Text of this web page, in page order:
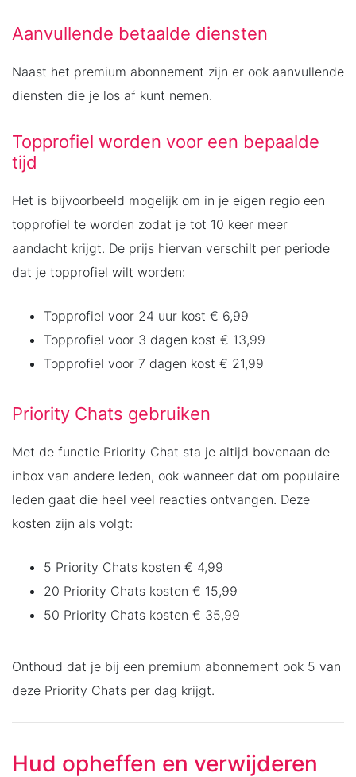
Aanvullende betaalde diensten
Naast het premium abonnement zijn er ook aanvullende
diensten die je los af kunt nemen.
Topprofiel worden voor een bepaalde
tijd
Het is bijvoorbeeld mogelijk om in je eigen regio een
topprofiel te worden zodat je tot 10 keer meer
aandacht krijgt. De prijs hiervan verschilt per periode
dat je topprofiel wilt worden:
Topprofiel voor 24 uur kost € 6,99
Topprofiel voor 3 dagen kost € 13,99
Topprofiel voor 7 dagen kost € 21,99
Priority Chats gebruiken
Met de functie Priority Chat sta je altijd bovenaan de
inbox van andere leden, ook wanneer dat om populaire
leden gaat die heel veel reacties ontvangen. Deze
kosten zijn als volgt:
5 Priority Chats kosten € 4,99
20 Priority Chats kosten € 15,99
50 Priority Chats kosten € 35,99
Onthoud dat je bij een premium abonnement ook 5 van
deze Priority Chats per dag krijgt.
Hud opheffen en verwijderen